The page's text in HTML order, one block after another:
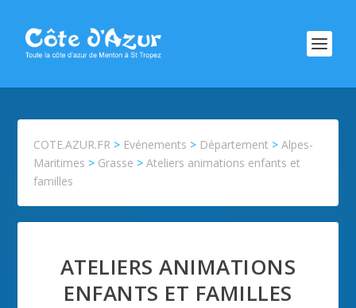
COTE.AZUR.FR > Evénements > Département >Alpes-
Maritimes > Grasse >Ateliers animations enfants et
familles
ATELIERS ANIMATIONS
ENFANTS ET FAMILLES